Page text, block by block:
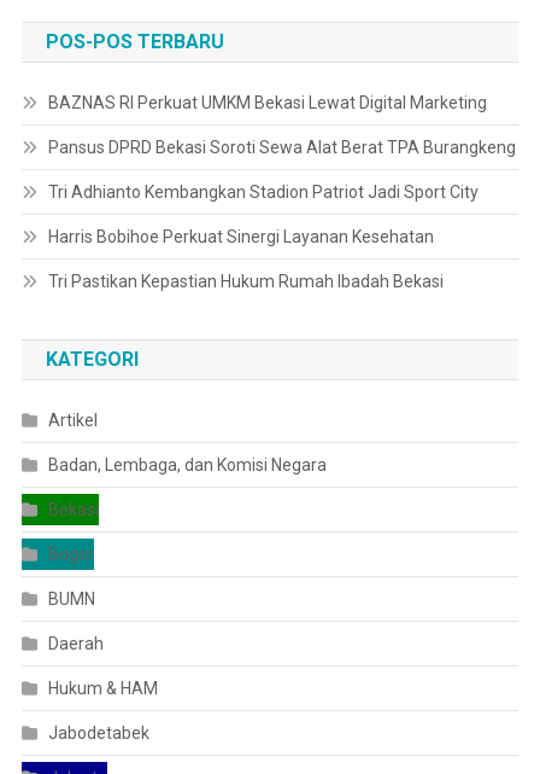
POS-POS TERBARU
BAZNAS RI Perkuat UMKM Bekasi Lewat Digital Marketing
Pansus DPRD Bekasi Soroti Sewa Alat Berat TPA Burangkeng
Tri Adhianto Kembangkan Stadion Patriot Jadi Sport City
Harris Bobihoe Perkuat Sinergi Layanan Kesehatan
Tri Pastikan Kepastian Hukum Rumah Ibadah Bekasi
KATEGORI
Artikel
Badan, Lembaga, dan Komisi Negara
Bekasi
Bogor
BUMN
Daerah
Hukum & HAM
Jabodetabek